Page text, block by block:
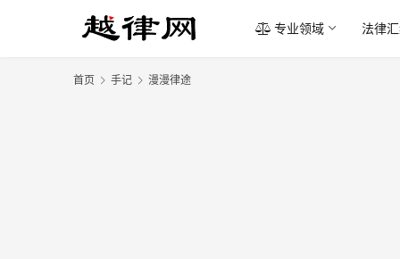
专业领域 法律
首页 手记 漫漫律途